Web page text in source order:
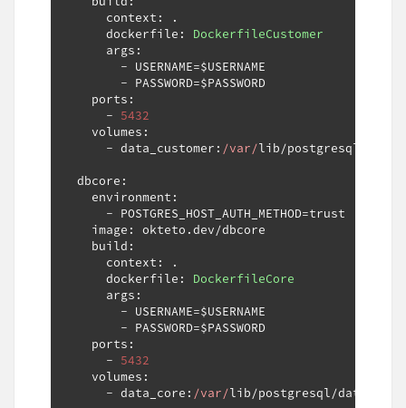
      context
:
.
      dockerfile
:
DockerfileCustomer
      args
:
- USERNAME=$USERNAME
- PASSWORD=$PASSWORD
    ports
:
- 5432
    volumes
:
- data_customer : /var/lib/postgresql
  dbcore
:
    environment
:
- POSTGRES_HOST_AUTH_METHOD=trust
    image
: okteto .dev/dbcore
    build
:
      context
:
.
      dockerfile
:
DockerfileCore
      args
:
- USERNAME=$USERNAME
- PASSWORD=$PASSWORD
    ports
:
- 5432
    volumes
:
- data_core : /var/lib/postgresql/data